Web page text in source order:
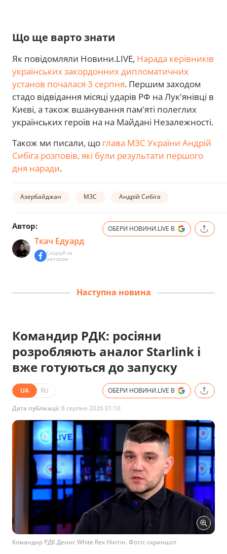
Що ще варто знати
Як повідомляли Новини.LIVE, Нарада керівників
українських закордонних дипломатичних
установ почалася 3 серпня. Першим заходом
стадо відвідання місяці ударів РФ на Лук'янівці в
Києві, а також вшанування пам'яті полеглих
українських героїв на на Майдані Незалежності.
Також ми писали, що глава МЗС України Андрій
Сибіга розповів, які були результати першого
дня наради.
Азербайджан МЗС Андрій Сибіга
Автор:
Ткач Едуард
Слідкуй за
автором
ОБЕРИ НОВИНИ.LIVE В
Наступна новина
Командир РДК: росіяни
розробляють аналог Starlink і
вже готуються до запуску
UA RU ОБЕРИ НОВИНИ.LIVE В
Дата публікації:8 серпня 2026 01:10
Командир РДК Денис White Rex Нікітін. Фото: скриншот